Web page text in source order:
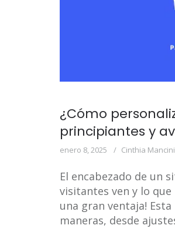
¿Cómo
principiantes y
enero 8, 2025 Cinthia Mancini
El encabezado de un
visitantes ven y lo
una gran ventaja!
maneras, desde